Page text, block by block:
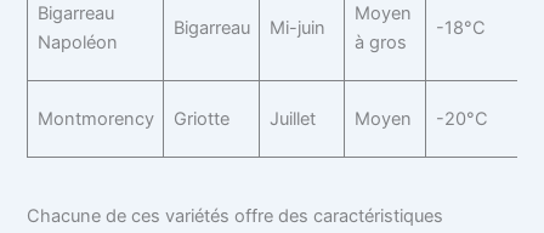
Bigarreau
Napoléon
Bigarreau Mi-juin
Moyen
à gros
-18°C
Montmorency Griotte Juillet Moyen -20°C
Chacune de ces variétés offre des caractéristiques